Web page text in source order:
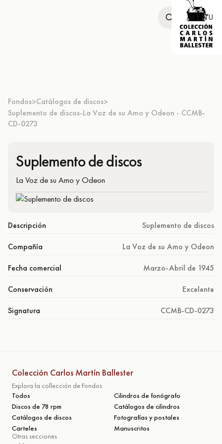
MENU
Fondos>Catálogos de discos>
Suplemento de discos-La Voz de su Amo y Odeon - CCMB-
CD-0273
Suplemento de discos
La Voz de su Amo y Odeon
Descripción Suplemento de discos
Compañía La Voz de su Amo y Odeon
Fecha comercial Marzo-Abril de 1945
Conservación Excelente
Signatura CCMB-CD-0273
Colección Carlos Martín Ballester
Explora la collección de Fondos
Todos
Cilindros de fonógrafo
Discos de 78 rpm
Catálogos de cilindros
Catálogos de discos
Fotografías y postales
Carteles
Manuscritos
Otras secciones